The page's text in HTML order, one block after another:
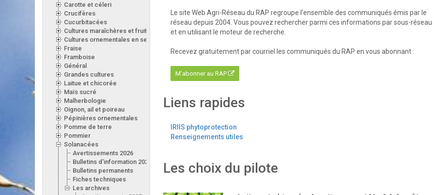
Carotte et céleri
Crucifères
Cucurbitacées
Cultures maraîchères et fruitières en serre
Cultures ornementales en serre
Fraise
Framboise
Général
Grandes cultures
Laitue et chicorée
Maïs sucré
Malherbologie
Oignon, ail et poireau
Pépinières ornementales
Pomme de terre
Pommier
Solanacées
Avertissements 2026
Bulletins d'information 2026
Bulletins permanents
Fiches techniques
Les archives
Le site Web Agri-Réseau du RAP regroupe l’ensemble des communiqués émis par le
réseau depuis 2004. Vous pouvez rechercher parmi ces informations par sous-réseau
et en utilisant le moteur de recherche.
Recevez gratuitement par courriel les communiqués du RAP en vous abonnant :
M'abonner au RAP
Liens rapides
IRIIS phytoprotection
Renseignements utiles
Les choix du pilote